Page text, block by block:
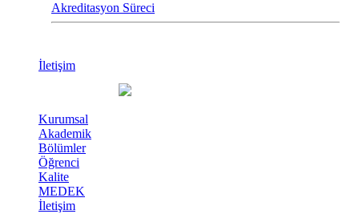
Akreditasyon Süreci
İletişim
Kurumsal
Akademik
Bölümler
Öğrenci
Kalite
MEDEK
İletişim